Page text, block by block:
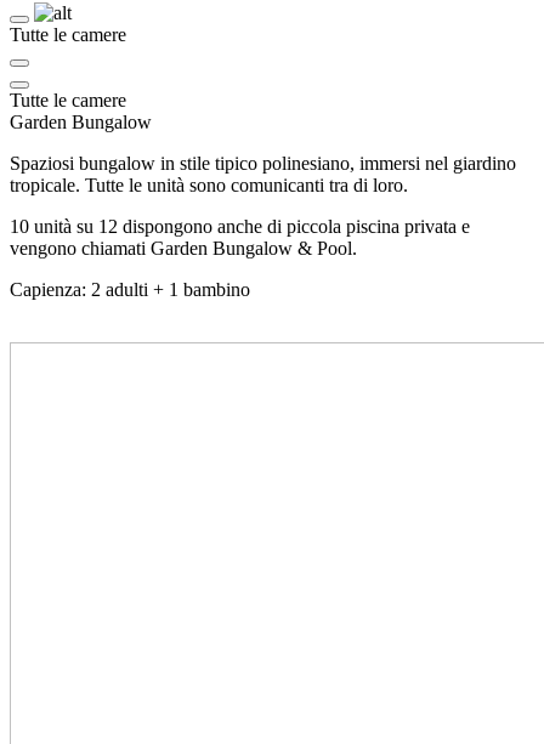
Tutte le camere
Tutte le camere
Garden Bungalow
Spaziosi bungalow in stile tipico polinesiano, immersi nel giardino
tropicale. Tutte le unità sono comunicanti tra di loro.
10 unità su 12 dispongono anche di piccola piscina privata e
vengono chiamati Garden Bungalow & Pool.
Capienza: 2 adulti + 1 bambino